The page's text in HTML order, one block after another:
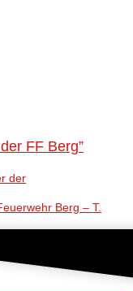
FF Berg”
der
Berg – T.